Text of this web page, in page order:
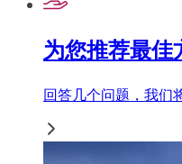
为您推荐最佳
回答几个问题，我们